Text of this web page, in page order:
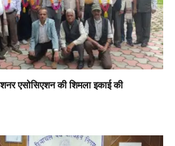
एसोसिएशन की शिमला इकाई की